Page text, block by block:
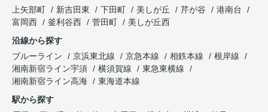
上矢部町
新吉田東 下田町 美しが丘 芹が谷
港南台
富岡西
釜利谷西 菅田町
美しが丘西
沿線から探す
ブルーライン
京浜東北線 京急本線 相鉄本線
根岸線
湘南新宿ライン宇須
横須賀線
東急東横線
湘南新宿ライン高海
東海道本線
駅から探す